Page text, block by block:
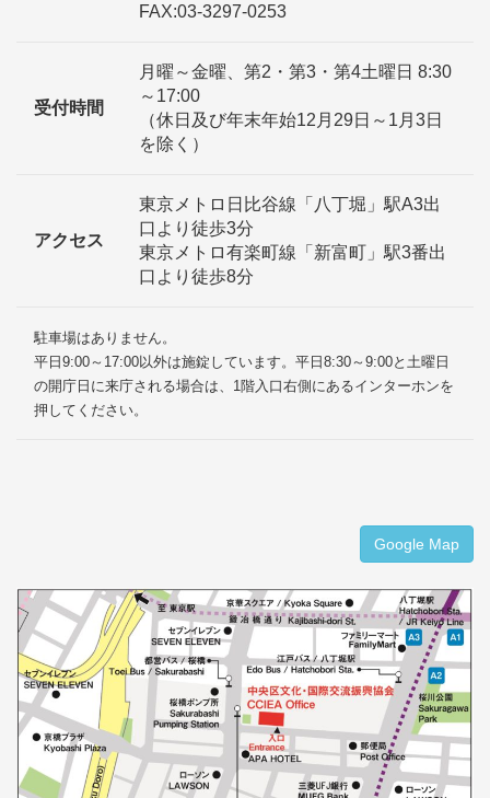
FAX:03-3297-0253
受付時間
月曜～金曜、第2・第3・第4土曜日 8:30
～17:00
（休日及び年末年始12月29日～1月3日
を除く）
アクセス
東京メトロ日比谷線「八丁堀」駅A3出
口より徒歩3分
東京メトロ有楽町線「新富町」駅3番出
口より徒歩8分
駐車場はありません。
平日9:00～17:00以外は施錠しています。平日8:30～9:00と土曜日
の開庁日に来庁される場合は、1階入口右側にあるインターホンを
押してください。
Google Map